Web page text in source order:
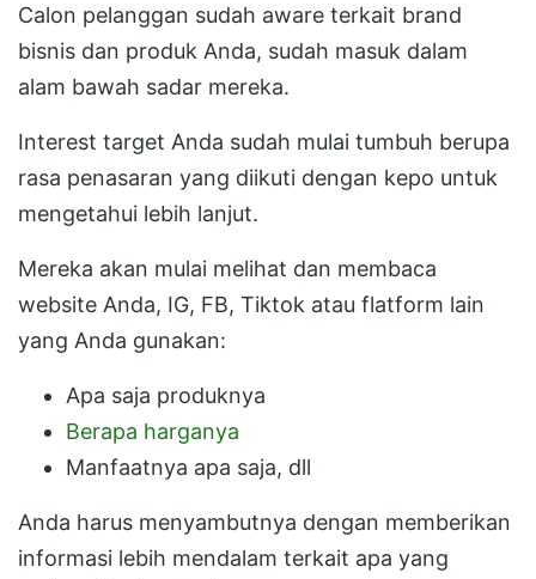
Calon pelanggan sudah aware terkait brand
bisnis dan produk Anda, sudah masuk dalam
alam bawah sadar mereka.
Interest target Anda sudah mulai tumbuh berupa
rasa penasaran yang diikuti dengan kepo untuk
mengetahui lebih lanjut.
Mereka akan mulai melihat dan membaca
website Anda, IG, FB, Tiktok atau flatform lain
yang Anda gunakan:
Apa saja produknya
Berapa harganya
Manfaatnya apa saja, dll
Anda harus menyambutnya dengan memberikan
informasi lebih mendalam terkait apa yang